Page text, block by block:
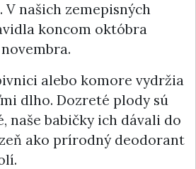
našich zemepisných
koncom októbra
alebo komore vydržia
dlho. Dozreté plody sú
naše babičky ich dávali do
ako prírodný deodorant